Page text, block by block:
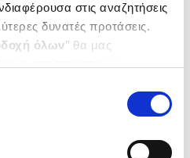
στις αναζητήσεις
δυνατές προτάσεις.
όλων’’ θα μας
από τα παρακάτω με την
να ενημερωθείτε σχετικά με